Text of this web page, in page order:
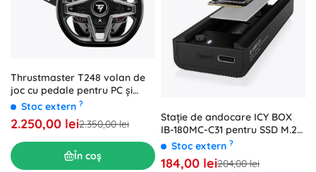
Thrustmaster T248 volan de
joc cu pedale pentru PC și
XboxStoc extern ?
2.250,00 lei2.350,00 lei
În coș
Stație de andocare ICY BOX
IB-180MC-C31 pentru SSD M.2
NVMe și SATA, USB 3.2 Gen 2
Type‑C, aluminiu
Stoc extern ?
184,00 lei204,00 lei